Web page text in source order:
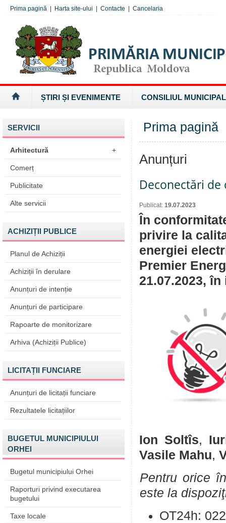
Prima pagină Harta site-ului Contacte Cancelaria
ȘTIRI ȘI EVENIMENTE CONSILIUL MUNICIPAL
SERVICII
Arhitectură +
Comerț
Publicitate
Alte servicii
ACHIZIȚII PUBLICE
Planul de Achiziții
Achiziții în derulare
Anunțuri de intenție
Anunțuri de participare
Rapoarte de monitorizare
Arhiva (Achiziții Publice)
LICITAȚII FUNCIARE
Anunțuri de licitații funciare
Rezultatele licitațiilor
BUGETUL MUNICIPIULUI
ORHEI
Bugetul municipiului Orhei
Raporturi privind executarea
bugetului
Taxe locale
Prima pagină
Anunțuri
Deconectări
Publicat: 19.07.2023
În
privire la
energiei
Premier
21.07.2023,
Ion Soltîs,
Vasile Mahu,
Pentru orice
este la
OT24h: